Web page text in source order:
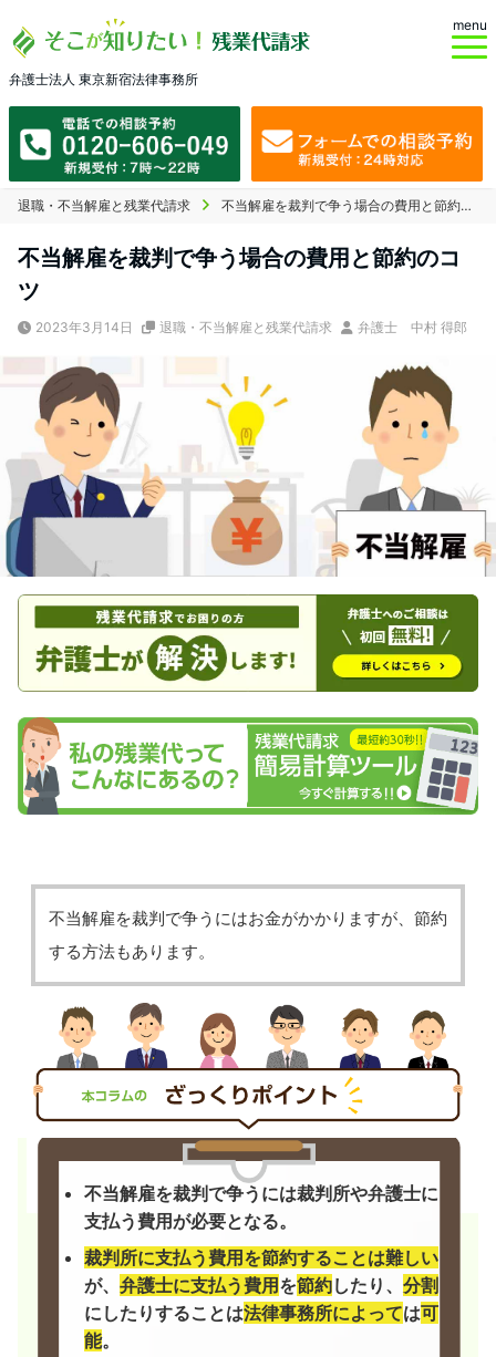
弁護士法人 東京新宿法律事務所
menu
退職・不当解雇と残業代請求 不当解雇を裁判で争う場合の費用と節約のコツ
不当解雇を裁判で争う場合の費用と節約のコ
ツ
2023年3月14日 退職・不当解雇と残業代請求 弁護士 中村 得郎
不当解雇を裁判で争うにはお金がかかりますが、節約
する方法もあります。
不当解雇を裁判で争うには裁判所や弁護士に
支払う費用が必要となる。
裁判所に支払う費用を節約することは難しい
が、 弁護士に支払う費用 を節約したり、 分割
にしたりすることは法律事務所によっては可
能。